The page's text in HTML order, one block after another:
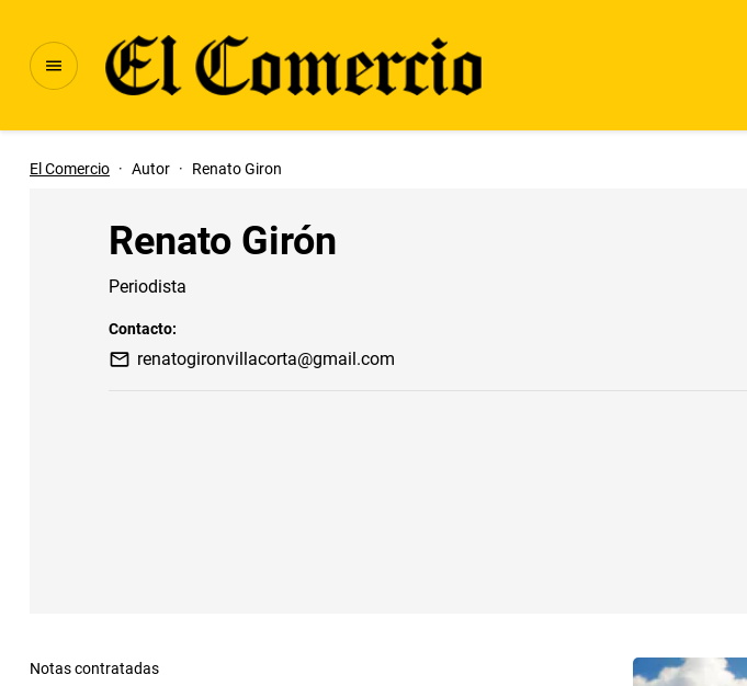
El Comercio · Autor · Renato Giron
Renato Girón
Periodista
Contacto:
renatogironvillacorta@gmail.com
Notas contratadas